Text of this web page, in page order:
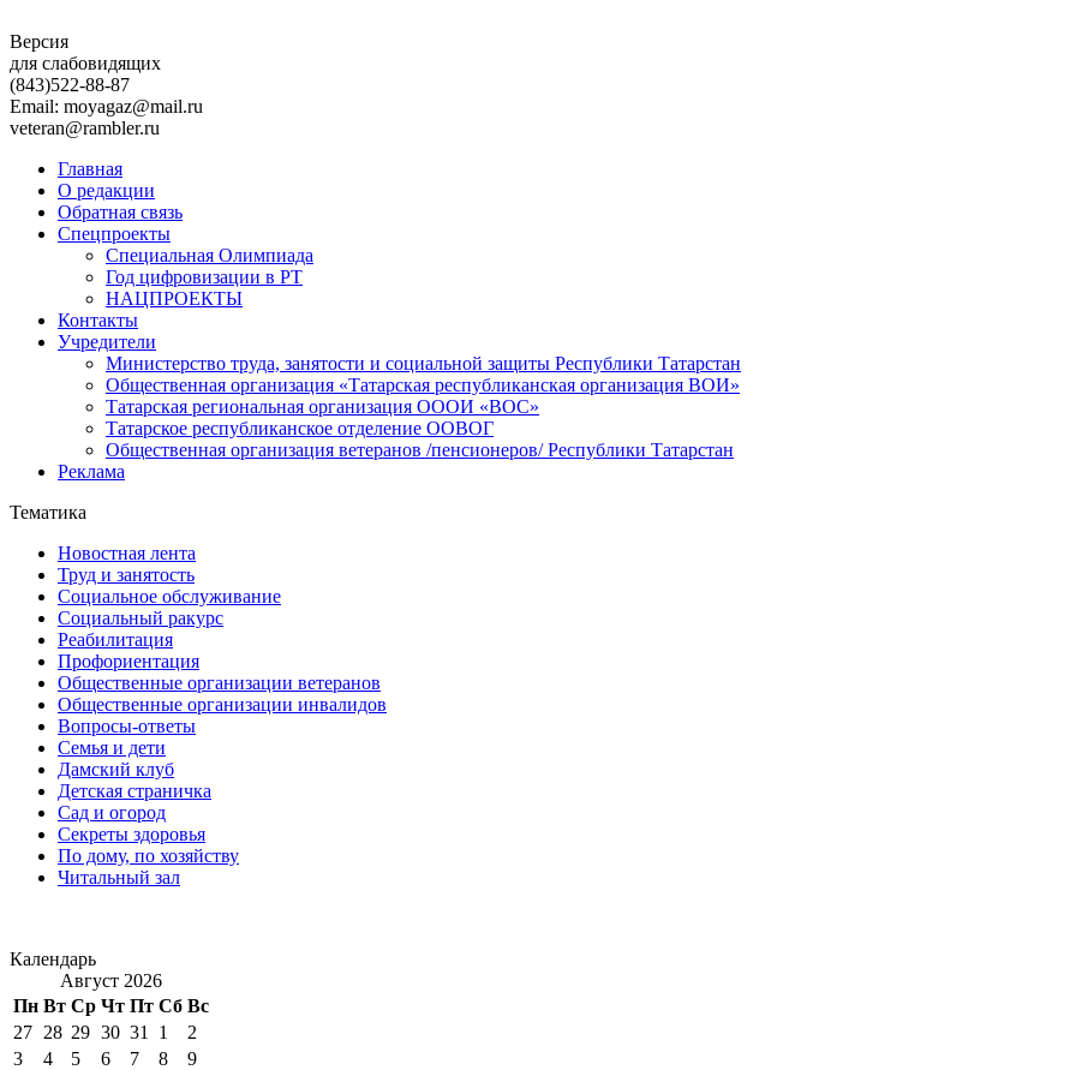
Версия
для слабовидящих
(843)522-88-87
Email: moyagaz@mail.ru
veteran@rambler.ru
Главная
О редакции
Обратная связь
Спецпроекты
Специальная Олимпиада
Год цифровизации в РТ
НАЦПРОЕКТЫ
Контакты
Учредители
Министерство труда, занятости и социальной защиты Республики Татарстан
Общественная организация «Татарская республиканская организация ВОИ»
Татарская региональная организация ОООИ «ВОС»
Татарское республиканское отделение ООВОГ
Общественная организация ветеранов /пенсионеров/ Республики Татарстан
Реклама
Тематика
Новостная лента
Труд и занятость
Социальное обслуживание
Социальный ракурс
Реабилитация
Профориентация
Общественные организации ветеранов
Общественные организации инвалидов
Вопросы-ответы
Семья и дети
Дамский клуб
Детская страничка
Сад и огород
Секреты здоровья
По дому, по хозяйству
Читальный зал
Календарь
Август 2026
Пн Вт Ср Чт Пт Сб Вс
27 28 29 30 31 1
2
3
4 5 6 7 8
9